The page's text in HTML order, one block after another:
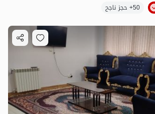
50+ حجز ناجح